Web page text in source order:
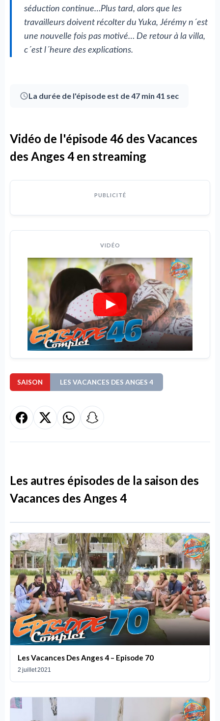
séduction continue…Plus tard, alors que les
travailleurs doivent récolter du Yuka, Jérémy n´est
une nouvelle fois pas motivé… De retour à la villa,
c´est l´heure des explications.
La durée de l'épisode est de 47 min 41 sec
Vidéo de l'épisode 46 des Vacances
des Anges 4 en streaming
PUBLICITÉ
VIDÉO
SAISON LES VACANCES DES ANGES 4
Les autres épisodes de la saison des
Vacances des Anges 4
Les Vacances Des Anges 4 – Episode 70
2 juillet 2021